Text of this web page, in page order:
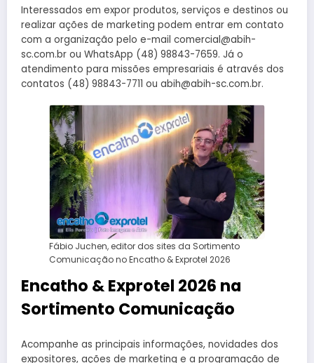
Interessados em expor produtos, serviços e destinos ou
realizar ações de marketing podem entrar em contato
com a organização pelo e-mail comercial@abih-
sc.com.br ou WhatsApp (48) 98843-7659. Já o
atendimento para missões empresariais é através dos
contatos (48) 98843-7711 ou abih@abih-sc.com.br.
Fábio Juchen, editor dos sites da Sortimento
Comunicação no Encatho & Exprotel 2026
Encatho & Exprotel 2026 na
Sortimento Comunicação
Acompanhe as principais informações, novidades dos
expositores, ações de marketing e a programação de